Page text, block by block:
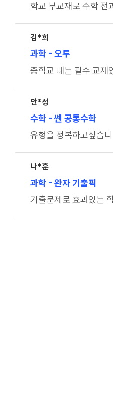
학교 부교재로 수학 전
김*희
과학 - 오투
중학교 때는 필수 교재
안*성
수학 - 쎈 공통수학
유형을 정복하고싶습
나*훈
과학 - 완자 기출픽
기출문제로 효과있는